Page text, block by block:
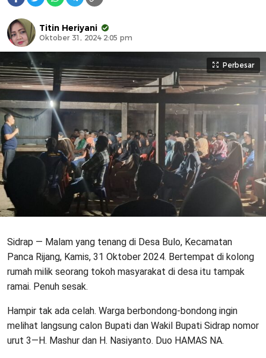
Titin Heriyani
Oktober 31, 2024 2:05 pm
Perbesar
Sidrap — Malam yang tenang di Desa Bulo, Kecamatan
Panca Rijang, Kamis, 31 Oktober 2024. Bertempat di kolong
rumah milik seorang tokoh masyarakat di desa itu tampak
ramai. Penuh sesak.
Hampir tak ada celah. Warga berbondong-bondong ingin
melihat langsung calon Bupati dan Wakil Bupati Sidrap nomor
urut 3—H. Mashur dan H. Nasiyanto. Duo HAMAS NA.